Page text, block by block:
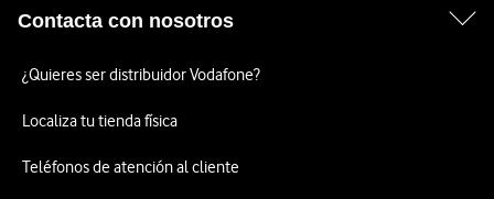
Contacta con nosotros
¿Quieres ser distribuidor Vodafone?
Localiza tu tienda física
Teléfonos de atención al cliente